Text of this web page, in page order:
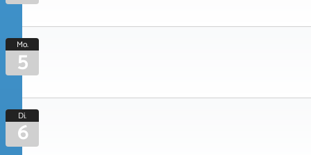
Mo.
5
Di.
6